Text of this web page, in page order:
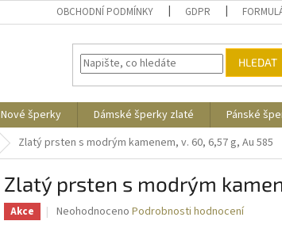
OBCHODNÍ PODMÍNKY GDPR
HLEDAT
Nové šperky Dámské šperky zlaté Pánské
Zlatý prsten s modrým kamenem, v. 60, 6,57 g, Au 585
Zlatý prsten s modrým
Akce
Průměrné
Neohodnoceno Podrobnosti hodnocení